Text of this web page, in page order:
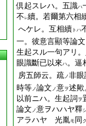
倶起スレハ。五識ハ
不 レ續。若爾第六相
へケレ。互相續 トハ
一。彼意言顯等論文
生起スル一句アリ
眼識斷已以來ハ。逼
房五師云。疏ノ非眼
時等ノ論文 ノ意ヲ述歟
以前ニハ。生起詞 ヲ
論文 ノ意ヲハハヤ釋
アラハヤ 光胤モ 同